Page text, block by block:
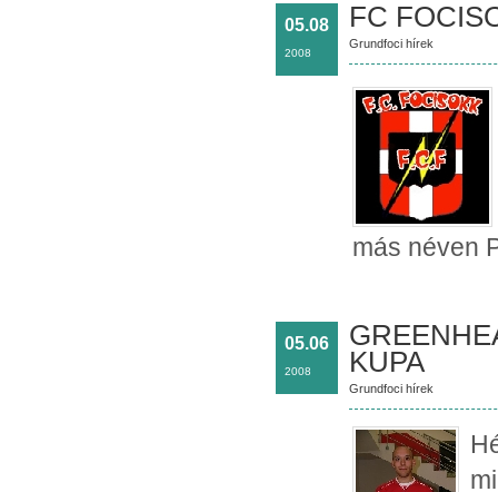
05.08
2008
FC
Grundfoci hírek
más néven
05.06
2008
KUPA
Grundfoci hírek